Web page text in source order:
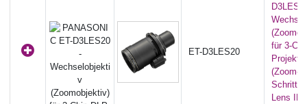
ET-D3LES20
für 3-
(Zoom-
Lens